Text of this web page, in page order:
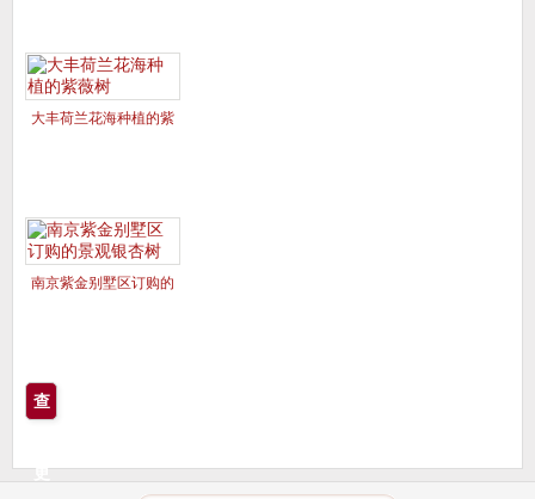
大丰荷兰花海种植的紫
南京紫金别墅区订购的
查
更